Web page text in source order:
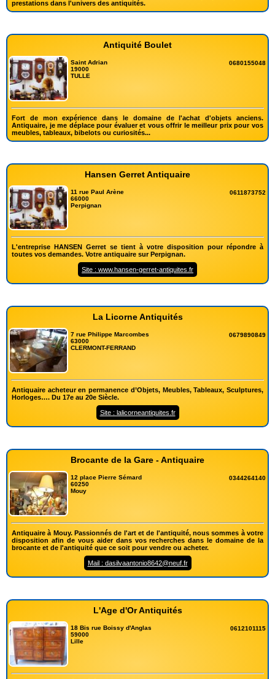
prestations dans l'univers des antiquités.
Antiquité Boulet
Saint Adrian
19000
TULLE
0680155048
Fort de mon expérience dans le domaine de l'achat d'objets anciens.
Antiquaire, je me déplace pour évaluer et vous offrir le meilleur prix pour vos
meubles, tableaux, bibelots ou curiosités...
Hansen Gerret Antiquaire
11 rue Paul Arène
66000
Perpignan
0611873752
L'entreprise HANSEN Gerret se tient à votre disposition pour répondre à
toutes vos demandes. Votre antiquaire sur Perpignan.
Site : www.hansen-gerret-antiquites.fr
La Licorne Antiquités
7 rue Philippe Marcombes
63000
CLERMONT-FERRAND
0679890849
Antiquaire acheteur en permanence d’Objets, Meubles, Tableaux, Sculptures,
Horloges…. Du 17e au 20e Siècle.
Site : lalicorneantiquites.fr
Brocante de la Gare - Antiquaire
12 place Pierre Sémard
60250
Mouy
0344264140
Antiquaire à Mouy. Passionnés de l'art et de l'antiquité, nous sommes à votre
disposition afin de vous aider dans vos recherches dans le domaine de la
brocante et de l'antiquité que ce soit pour vendre ou acheter.
Mail : dasilvaantonio8642@neuf.fr
L'Age d'Or Antiquités
18 Bis rue Boissy d'Anglas
59000
Lille
0612101115